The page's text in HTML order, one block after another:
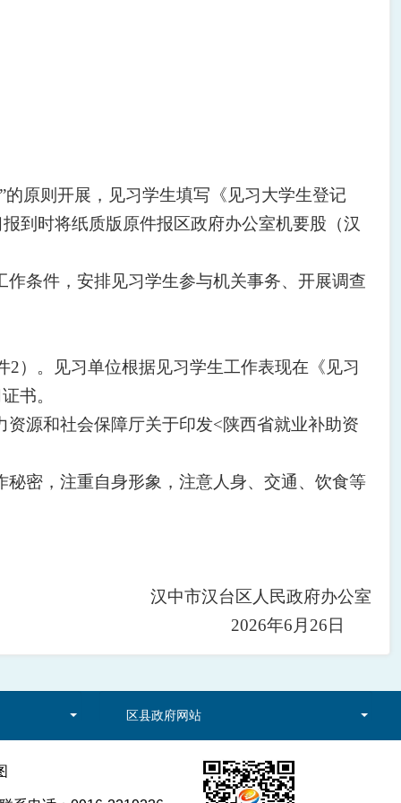
原则开展，见习学生填写《见习大学生登记
到时将纸质版原件报区政府办公室机要股（汉
条件，安排见习学生参与机关事务、开展调查
）。见习单位根据见习学生工作表现在《见习
书。
源和社会保障厅关于印发<陕西省就业补助资
密，注重自身形象，注意人身、交通、饮食等
汉中市汉台区人民政府办公室
2026年6月26日
区县政府网站